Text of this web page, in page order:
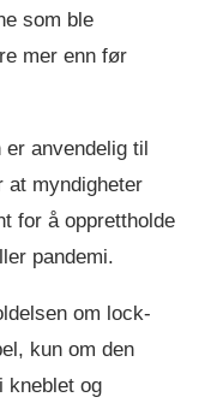
som ble
mer enn før
anvendelig til
at myndigheter
for å opprettholde
pandemi.
om lock-
kun om den
kneblet og